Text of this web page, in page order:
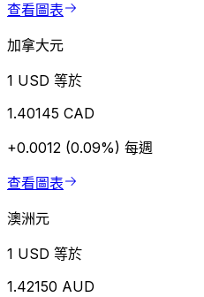
查看圖表
加拿大元
1 USD 等於
1.40145 CAD
+0.0012 (0.09%) 每週
查看圖表
澳洲元
1 USD 等於
1.42150 AUD